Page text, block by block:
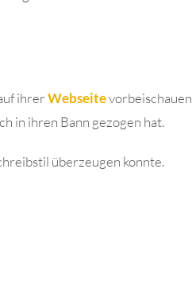
ihrerWebseitevorbeischauen,
in ihren Bann gezogen hat.
überzeugen konnte.